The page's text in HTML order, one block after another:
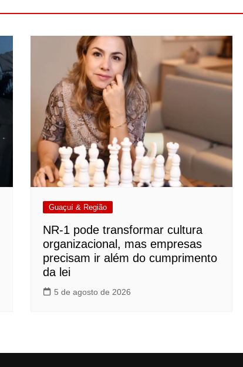
Guaçuí & Região
NR-1 pode transformar cultura
organizacional, mas empresas
precisam ir além do cumprimento
da lei
5 de agosto de 2026